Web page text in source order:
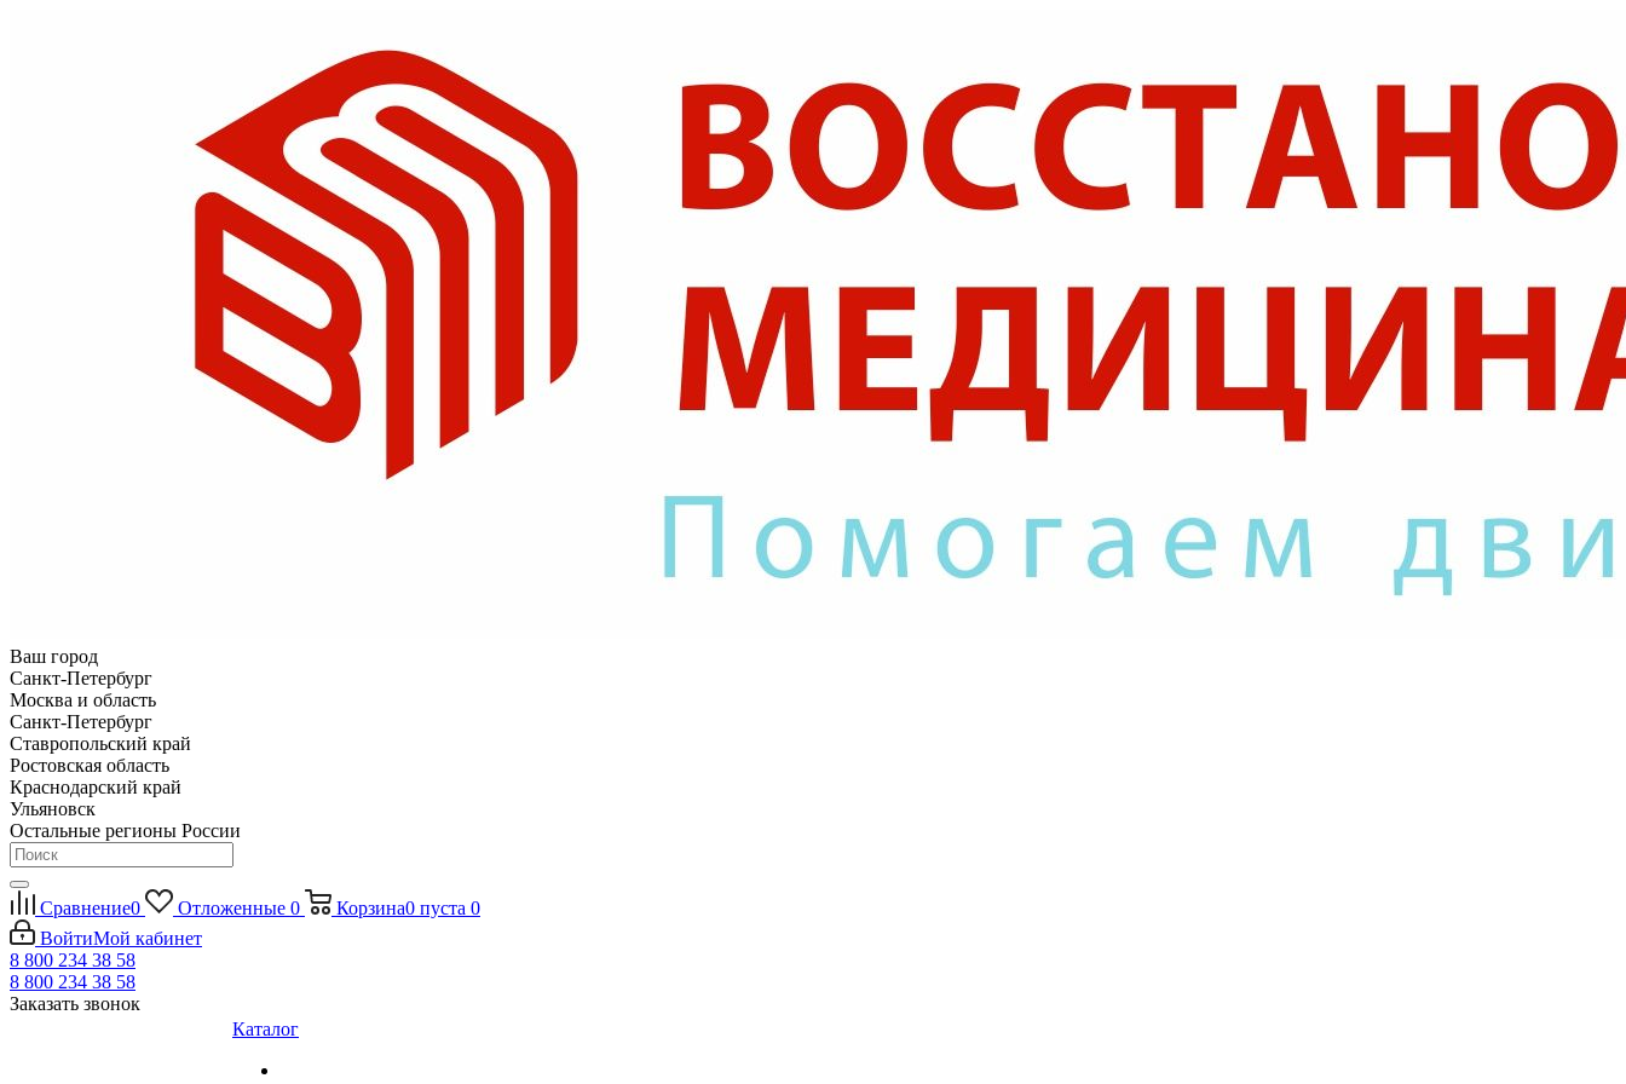
Ваш город
Санкт-Петербург
Москва и область
Санкт-Петербург
Ставропольский край
Ростовская область
Краснодарский край
Ульяновск
Остальные регионы России
Сравнение0 Отложенные 0 Корзина0 пуста 0
ВойтиМой кабинет
8 800 234 38 58
8 800 234 38 58
Заказать звонок
Каталог